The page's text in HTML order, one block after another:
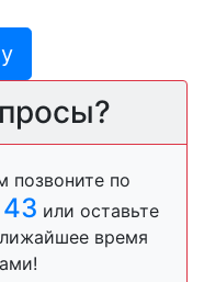
позвоните по
или оставьте
время